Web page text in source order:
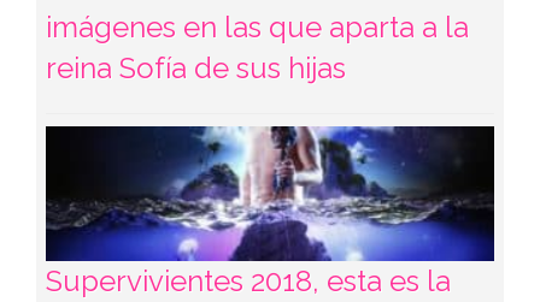
imágenes en las que aparta a la
reina Sofía de sus hijas
Supervivientes 2018, esta es la